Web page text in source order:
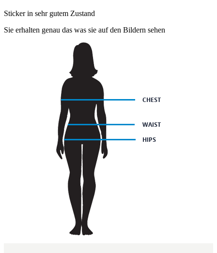
Sticker in sehr gutem Zustand
Sie erhalten genau das was sie auf den Bildern sehen